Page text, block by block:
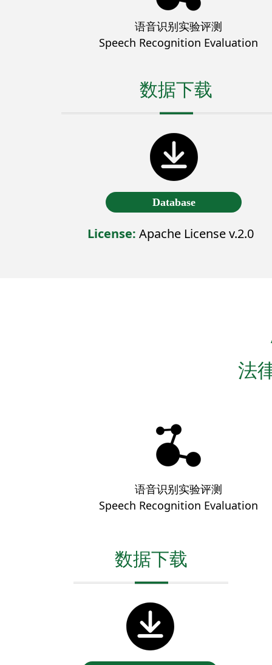
语音识别实验评测
Speech Recognition Evaluation
数据下载
License: Apache License v.2.0
Database
法
语音识别实验评测
Speech Recognition Evaluation
数据下载